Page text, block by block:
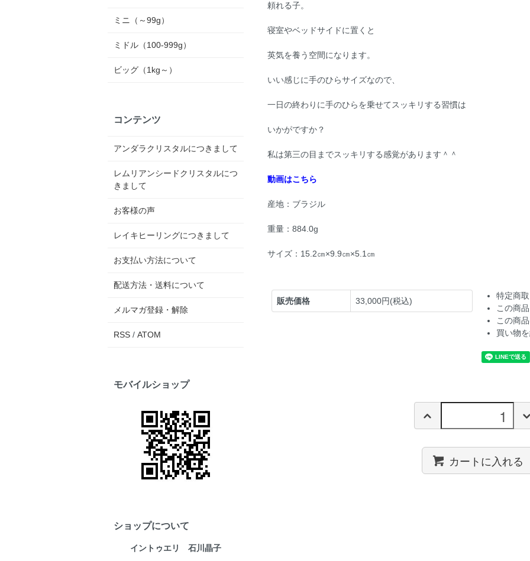
頼れる子。
寝室やベッドサイドに置くと
英気を養う空間になります。
いい感じに手のひらサイズなので、
一日の終わりに手のひらを乗せてスッキリする習慣は
いかがですか？
私は第三の目までスッキリする感覚があります＾＾
動画はこちら
産地：ブラジル
重量：884.0g
サイズ：15.2㎝×9.9㎝×5.1㎝
販売価格 33,000円(税込)
特定商
この商
この商
買い物
カートに入れる
ミニ（～99g）
ミドル（100-999g）
ビッグ（1kg～）
コンテンツ
アンダラクリスタルにつきまして
レムリアンシードクリスタルにつ
きまして
お客様の声
レイキヒーリングにつきまして
お支払い方法について
配送方法・送料について
メルマガ登録・解除
RSS / ATOM
モバイルショップ
ショップについて
イントゥエリ 石川晶子